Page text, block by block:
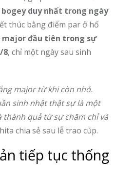
bogey duy nhất trong ngày
thúc bằng điểm par ở hố
major đầu tiên trong sự
8, chỉ một ngày sau sinh
major từ khi còn nhỏ.
sinh nhật thật sự là một
thành quả từ sự chăm chỉ và
chia sẻ sau lễ trao cúp.
tiếp tục thống